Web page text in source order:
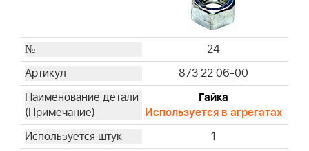
24
873 22 06-00
Гайка
Используется в агрегатах
1